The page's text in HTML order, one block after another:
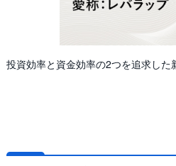
投資効率と資金効率の2つを追求した